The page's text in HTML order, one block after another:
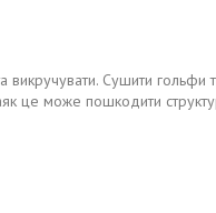
викручувати. Сушити
це може пошкодити